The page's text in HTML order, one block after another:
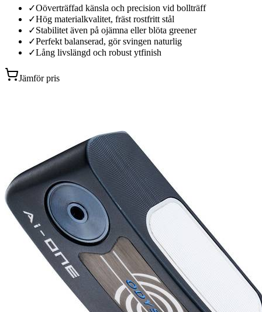
✓Oöverträffad känsla och precision vid bollträff
✓Hög materialkvalitet, fräst rostfritt stål
✓Stabilitet även på ojämna eller blöta greener
✓Perfekt balanserad, gör svingen naturlig
✓Lång livslängd och robust ytfinish
Jämför pris